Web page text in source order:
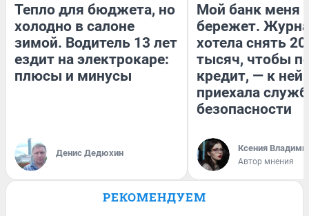
Тепло для бюджета, но
холодно в салоне
зимой. Водитель 13 лет
ездит на электрокаре:
плюсы и минусы
Денис Дедюхин
Мой банк меня
бережет.
хотела снять
тысяч, чтобы
кредит, — к
приехала
безопасности
Ксения
Автор мнения
РЕКОМЕНДУЕМ